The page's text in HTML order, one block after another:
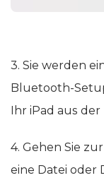
3. Sie werden
Bluetooth-
Ihr iPad aus der
4. Gehen Sie
eine Datei oder